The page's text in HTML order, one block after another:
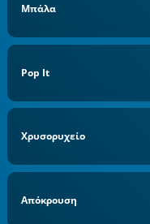
Μπάλα
Pop It
Χρυσορυχείο
Απόκρουση